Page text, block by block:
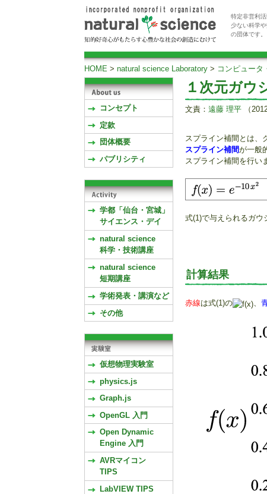
特定非営利
少ない科学
の団体です
HOME > natural science Laboratory > コンピュータ
１次元ガウ
文責： 遠藤 理平 （
スプライン補間とは、
スプライン補間が一般
スプライン補間を行い
式(1)で与えられるガウ
計算結果
赤線は式(1)の 、
コンセプト
定款
団体概要
パブリシティ
学都「仙台・宮城」
サイエンス・デイ
natural science
科学・技術講座
natural science
短期講座
学術発表・講演など
その他
仮想物理実験室
physics.js
Graph.js
OpenGL 入門
Open Dynamic
Engine 入門
AVRマイコン
TIPS
LabVIEW TIPS